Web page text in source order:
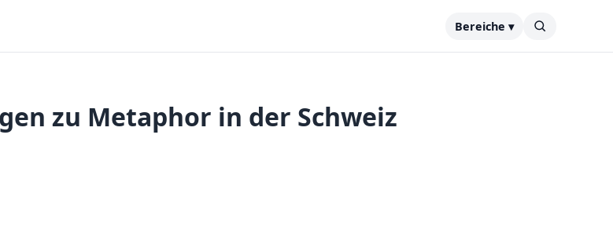
Bereiche ▾
zu Metaphor in der Schweiz